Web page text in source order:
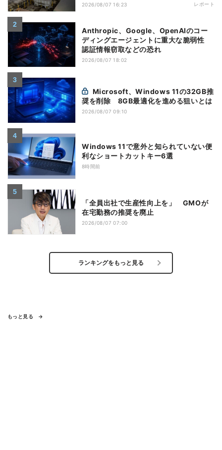
2026/08/07 16:23 レポート
Anthropic、Google、OpenAIのコー
ディングエージェントに重大な脆弱性
認証情報窃取などの恐れ
2026/08/07 18:02
奨を削除 8GB最適化を進める狙いとは
2026/08/07 09:10
Windows 11で意外と知られていない便
利なショートカットキー6選
8時間前
「全員出社で生産性向上を」 GMOが
在宅勤務の推奨を廃止
2026/08/07 07:00
ランキングをもっと見る
もっと見る